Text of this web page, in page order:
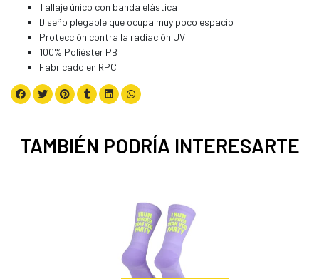
Tallaje único con banda elástica
Diseño plegable que ocupa muy poco espacio
Protección contra la radiación UV
100% Poliéster PBT
Fabricado en RPC
TAMBIÉN PODRÍA INTERESARTE